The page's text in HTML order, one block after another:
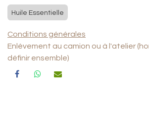
Huile Essentielle
Conditions générales
Enlèvement au camion ou à l'atelier
définir ensemble)